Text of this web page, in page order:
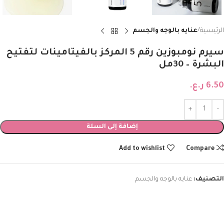
الرئيسية عنايه بالوجه والجسم
سيرم نومبوزين رقم 5 المركز بالفيتامينات لتفتيح
البشرة – 30مل
6.50 ر.ع.
إضافة إلى السلة
Compare
Add to wishlist
التصنيف: عنايه بالوجه والجسم